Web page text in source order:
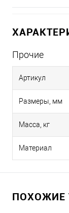
Прочие
Артикул
Размеры, мм
Масса, кг
Материал
ПОХОЖИЕ